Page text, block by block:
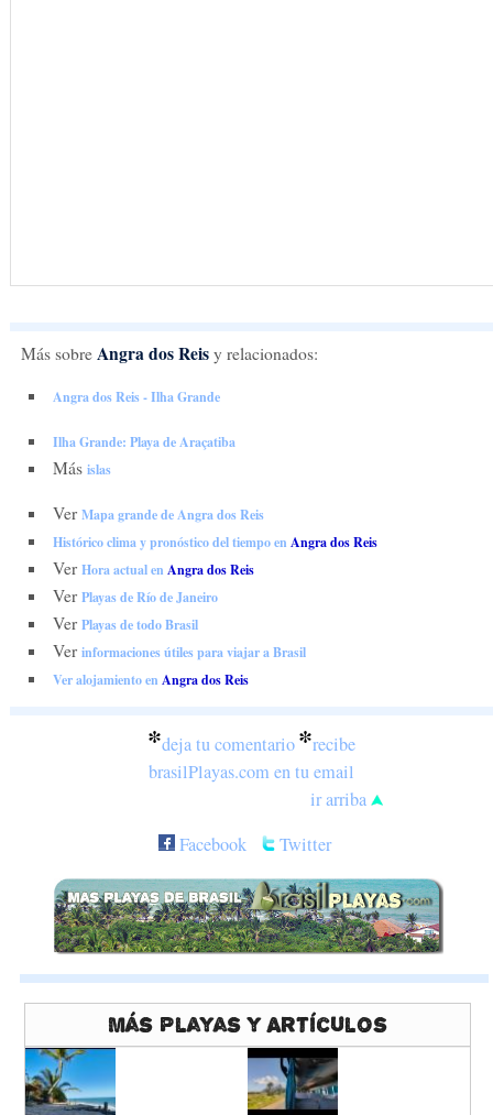
Más sobre Angra dos Reisy relacionados:
Angra dos Reis - Ilha Grande
Ilha Grande: Playa de Araçatiba
Más islas
Ver Mapa grande de Angra dos Reis
Histórico clima y pronóstico del tiempo en Angra dos Reis
Ver Hora actual en Angra dos Reis
Ver Playas de Río de Janeiro
Ver Playas de todo Brasil
Ver informaciones útiles para viajar a Brasil
Ver alojamiento en Angra dos Reis
*deja tu comentario*recibe
brasilPlayas.com en tu email
ir arriba
Facebook
Twitter
Más Playas y Artículos